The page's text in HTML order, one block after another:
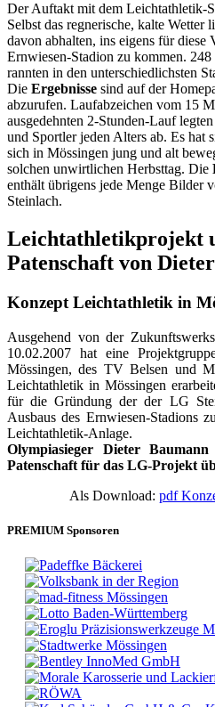
Der Auftakt mit dem Leichtathletik-
Selbst das regnerische, kalte
davon abhalten, ins eigens für diese
Ernwiesen-Stadion zu kommen.
rannten in den unterschiedlichsten
Die Ergebnisse sind auf der
abzurufen. Laufabzeichen vom 15
ausgedehnten 2-Stunden-Lauf
und Sportler jeden Alters ab. Es hat
sich in Mössingen jung und alt
solchen unwirtlichen Herbsttag. Die
enthält übrigens jede Menge Bilder
Steinlach.
Leichtathletikprojekt
Patenschaft von
Konzept Leichtathletik in
Ausgehend von der
10.02.2007 hat eine
Mössingen, des TV Belsen und
Leichtathletik in Mössingen
für die Gründung der der LG
Ausbaus des Ernwiesen-Stadions
Leichtathletik-Anlage.
Olympiasieger Dieter
Patenschaft für das LG-Projekt
Als Download: pdf
PREMIUM Sponsoren